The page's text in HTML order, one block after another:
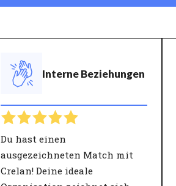
Interne Beziehungen
Du hast einen
ausgezeichneten Match mit
Crelan! Deine ideale